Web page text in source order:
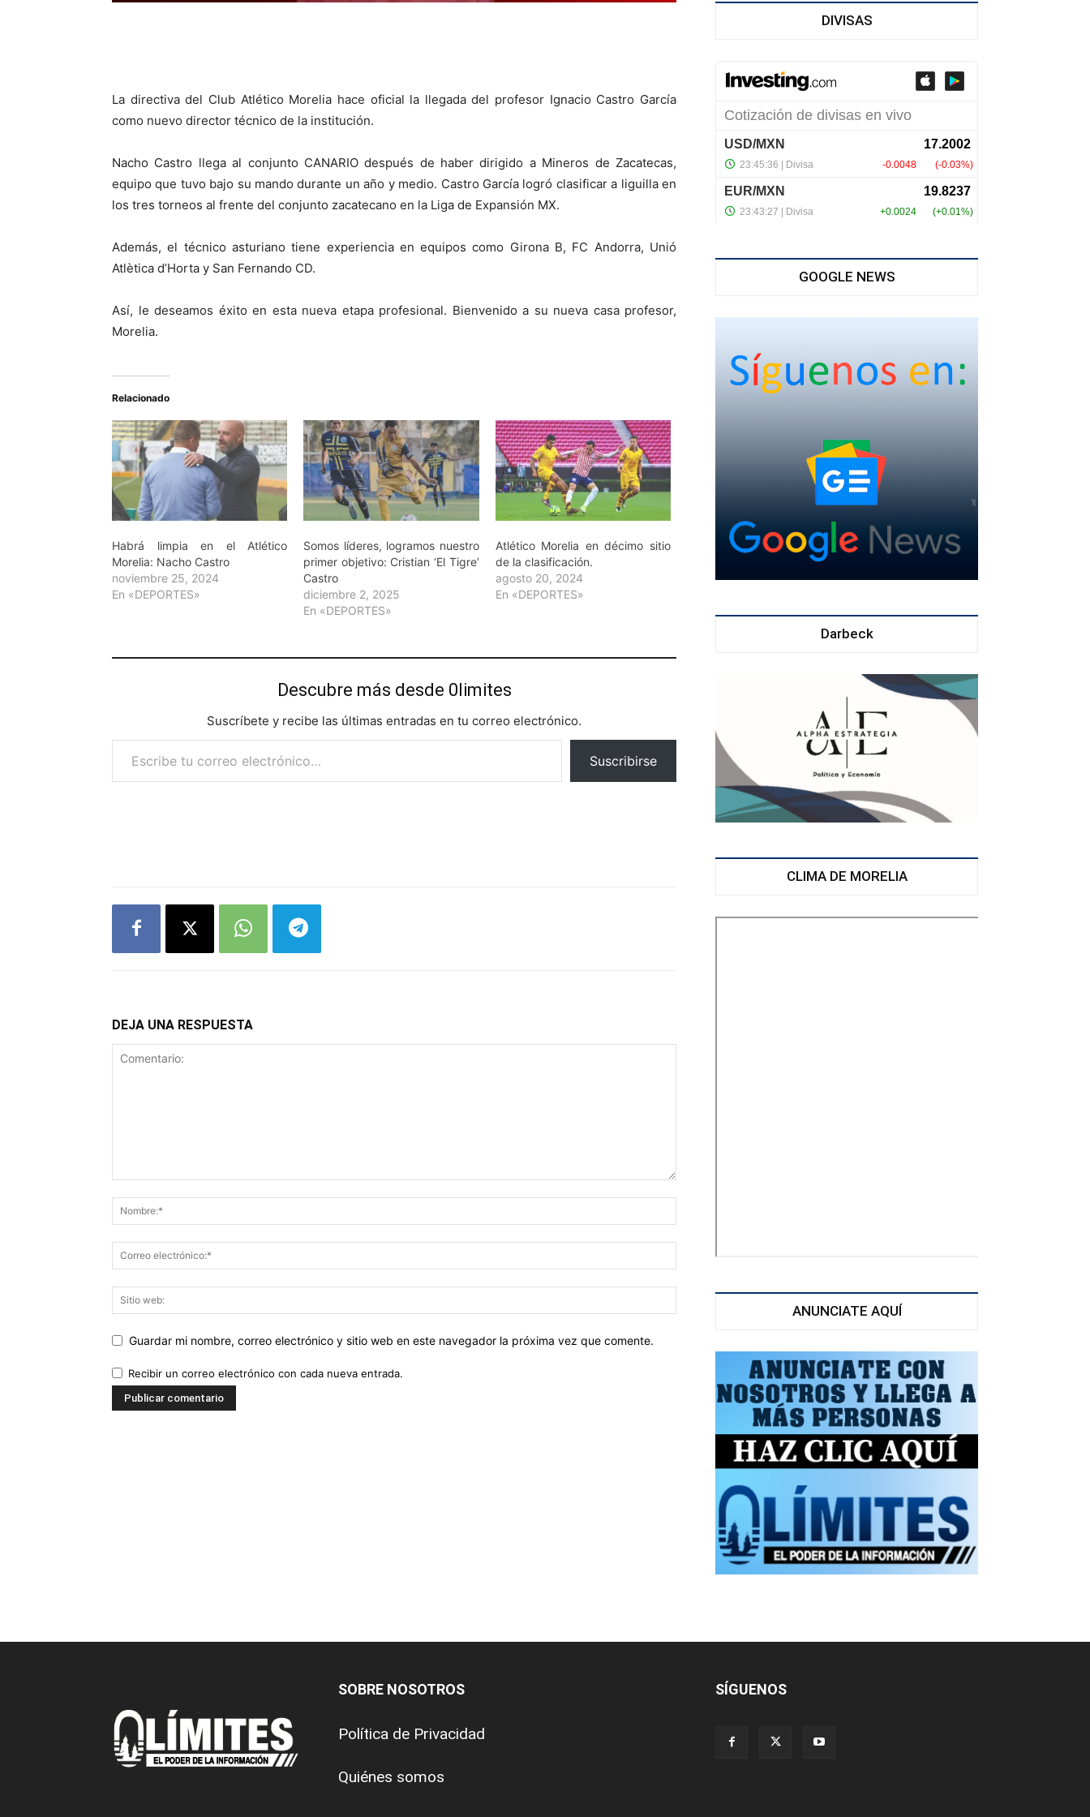
La directiva del Club Atlético Morelia hace oficial la llegada del profesor Ignacio Castro García
como nuevo director técnico de la institución.
Nacho Castro llega al conjunto CANARIO después de haber dirigido a Mineros de Zacatecas,
equipo que tuvo bajo su mando durante un año y medio. Castro García logró clasificar a liguilla en
los tres torneos al frente del conjunto zacatecano en la Liga de Expansión MX.
Además, el técnico asturiano tiene experiencia en equipos como Girona B, FC Andorra, Unió
Atlètica d’Horta y San Fernando CD.
Así, le deseamos éxito en esta nueva etapa profesional. Bienvenido a su nueva casa profesor,
Morelia.
Relacionado
Habrá limpia en el Atlético
Morelia: Nacho Castro
noviembre 25, 2024
En «DEPORTES»
Somos líderes, logramos nuestro
primer objetivo: Cristian ‘El Tigre’
Castro
diciembre 2, 2025
En «DEPORTES»
Atlético Morelia en décimo sitio
de la clasificación.
agosto 20, 2024
En «DEPORTES»
Descubre más desde 0limites
Suscríbete y recibe las últimas entradas en tu correo electrónico.
Escribe tu correo electrónico…
Suscribirse
DEJA UNA RESPUESTA
Guardar mi nombre, correo electrónico y sitio web en este navegador la próxima vez que comente.
Recibir un correo electrónico con cada nueva entrada.
DIVISAS
GOOGLE NEWS
Darbeck
CLIMA DE MORELIA
ANUNCIATE AQUÍ
SOBRE NOSOTROS
Política de Privacidad
Quiénes somos
SÍGUENOS